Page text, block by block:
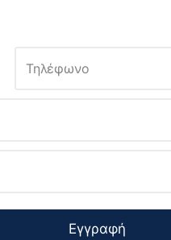
Εγγραφή